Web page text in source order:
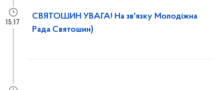
СВЯТОШИН УВАГА! На зв'язку Молодіжна
Рада Святошин)
15:17